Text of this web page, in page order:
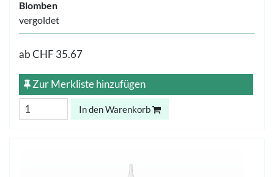
Blomben
vergoldet
abCHF 35.67
Zur Merkliste hinzufügen
In den Warenkorb